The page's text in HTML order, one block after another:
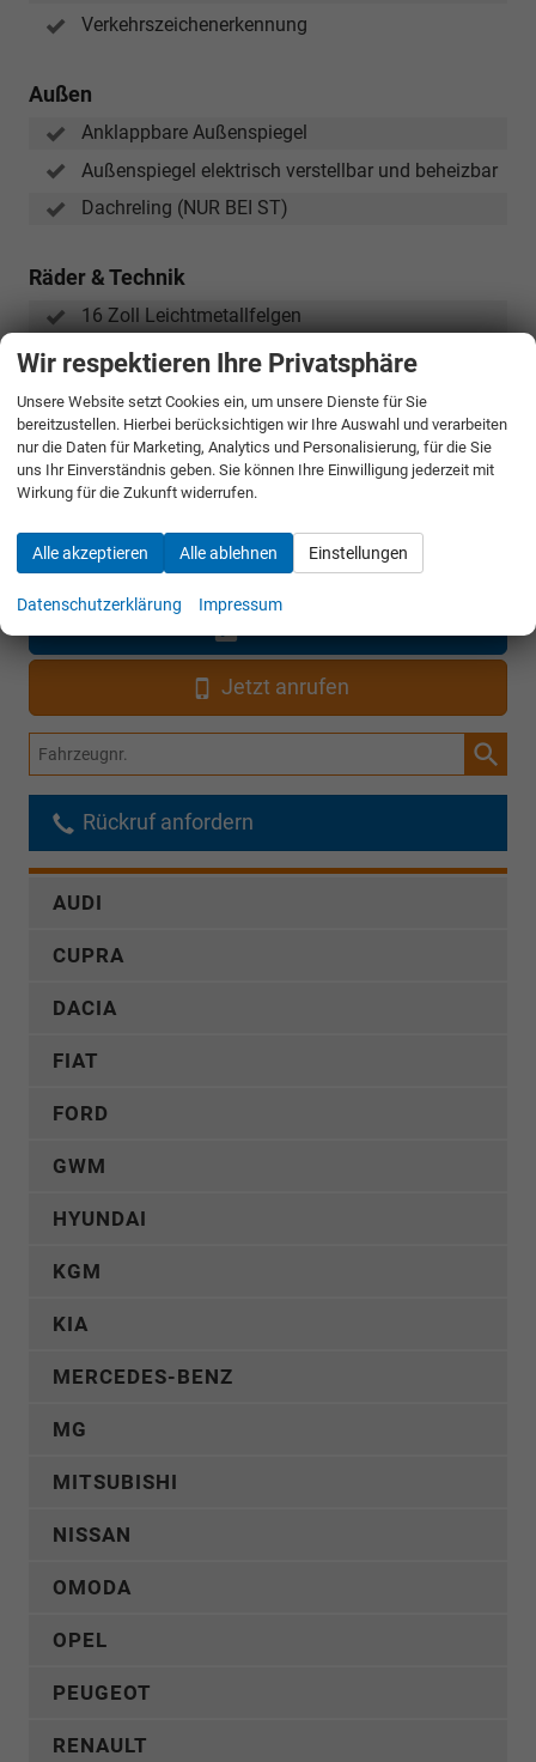
Verkehrszeichenerkennung
Außen
Anklappbare Außenspiegel
Außenspiegel elektrisch verstellbar und beheizbar
Dachreling (NUR BEI ST)
Räder & Technik
16 Zoll Leichtmetallfelgen
Gesamtpreis 24.690,– €
incl. 19% MwSt. und den Kosten für Überführung und Kfz-Brief
Angebot anfordern
Jetzt anrufen
Fahrzeugnr.
Rückruf anfordern
AUDI
CUPRA
DACIA
FIAT
FORD
GWM
HYUNDAI
KGM
KIA
MERCEDES-BENZ
MG
MITSUBISHI
NISSAN
OMODA
OPEL
PEUGEOT
RENAULT
Wir respektieren Ihre Privatsphäre
Unsere Website setzt Cookies ein, um unsere Dienste für Sie
bereitzustellen. Hierbei berücksichtigen wir Ihre Auswahl und verarbeiten
nur die Daten für Marketing, Analytics und Personalisierung, für die Sie
uns Ihr Einverständnis geben. Sie können Ihre Einwilligung jederzeit mit
Wirkung für die Zukunft widerrufen.
Alle akzeptieren Alle ablehnen Einstellungen
Datenschutzerklärung Impressum